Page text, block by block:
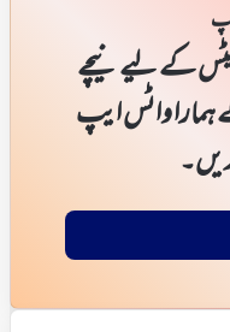
کے لیے نیچے
واٹس ایپ